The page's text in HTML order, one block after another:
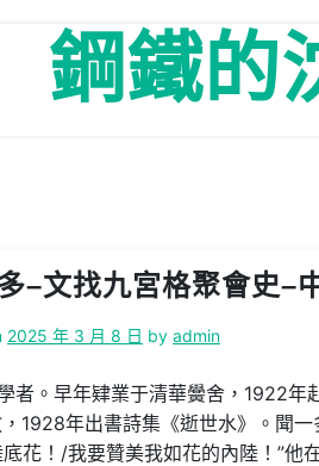
鋼鐵的
文找九宮格聚會史–
2025 年 3 月 8 日 by admin
者。早年肄業于清華黌舍，1922年
1928年出書詩集《逝世水》。聞
花！/我要贊美我如花的內陸！”他